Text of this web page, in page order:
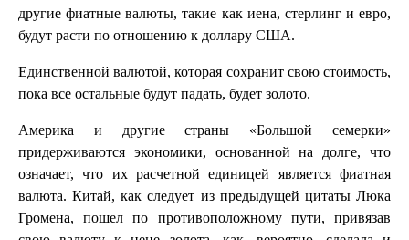
другие фиатные валюты, такие как иена, стерлинг и евро,
будут расти по отношению к доллару США.
Единственной валютой, которая сохранит свою стоимость,
пока все остальные будут падать, будет золото.
Америка и другие страны «Большой семерки»
придерживаются экономики, основанной на долге, что
означает, что их расчетной единицей является фиатная
валюта. Китай, как следует из предыдущей цитаты Люка
Громена, пошел по противоположному пути, привязав